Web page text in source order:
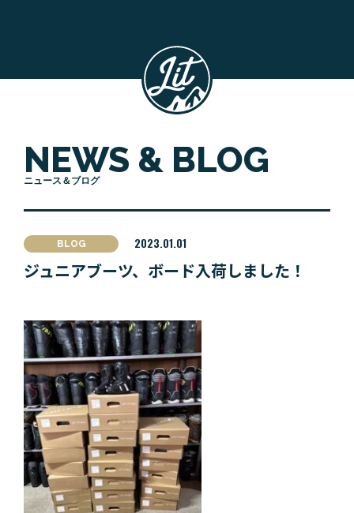
NEWS & BLOG
ニュース＆ブログ
BLOG 2023.01.01
ジュニアブーツ、ボード入荷しました！